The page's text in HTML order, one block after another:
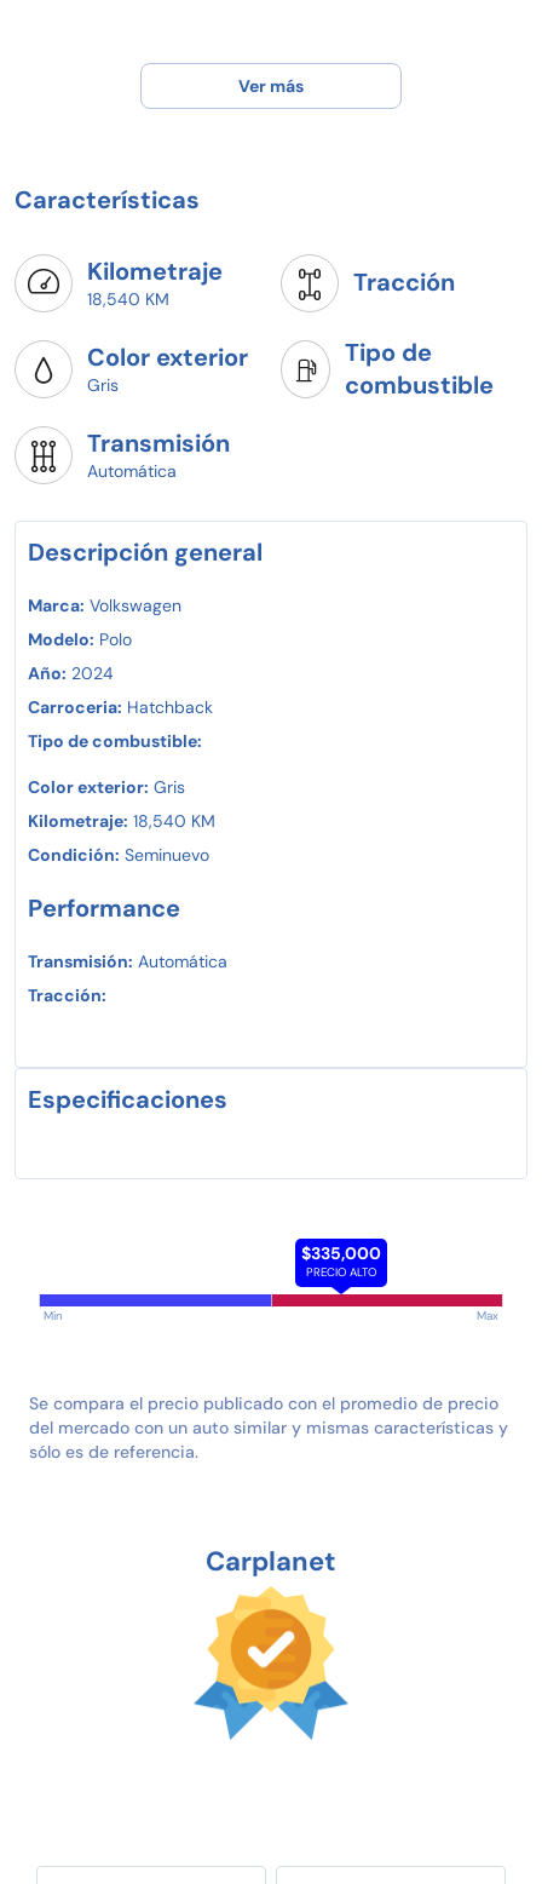
Ver más
Características
Kilometraje
18,540 KM
Tracción
Color exterior
Gris
Tipo de
combustible
Transmisión
Automática
Descripción general
Marca: Volkswagen
Modelo: Polo
Año: 2024
Carroceria: Hatchback
Tipo de combustible:
Color exterior: Gris
Kilometraje: 18,540 KM
Condición: Seminuevo
Performance
Transmisión: Automática
Tracción:
Especificaciones
$335,000
PRECIO ALTO
Min Max
Se compara el precio publicado con el promedio de precio
del mercado con un auto similar y mismas características y
sólo es de referencia.
Carplanet